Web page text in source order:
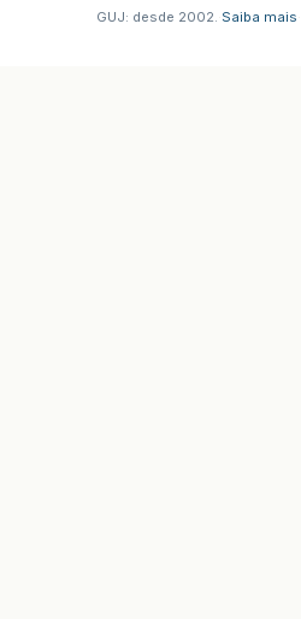
GUJ: desde 2002. Saiba mais